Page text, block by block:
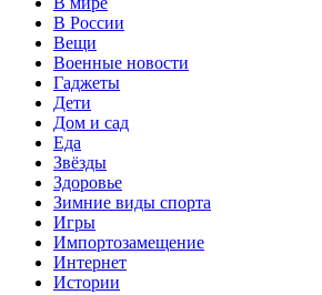
В России
Вещи
Военные новости
Гаджеты
Дети
Дом и сад
Еда
Звёзды
Здоровье
Зимние виды спорта
Игры
Импортозамещение
Интернет
Истории